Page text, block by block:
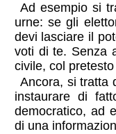
Ad esempio si
urne: se gli
devi lasciare il
voti di te. Senza
civile, col
Ancora, si tratta
instaurare di
democratico, ad
di una